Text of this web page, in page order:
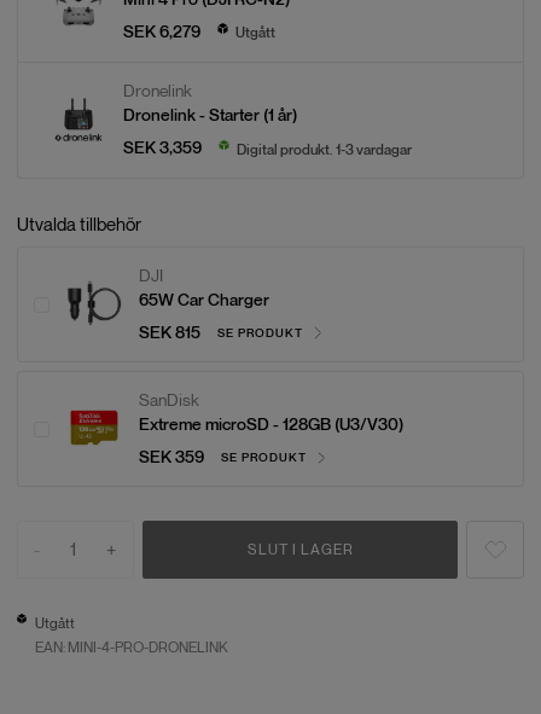
SEK 6,279
Utgått
Dronelink
Dronelink - Starter (1 år)
SEK 3,359
Digital produkt. 1-3 vardagar
Utvalda tillbehör
DJI
65W Car Charger
SEK 815
SE PRODUKT
SanDisk
Extreme microSD - 128GB (U3/V30)
SEK 359
SE PRODUKT
- 1 + SLUT I LAGER
Utgått
EAN: MINI-4-PRO-DRONELINK